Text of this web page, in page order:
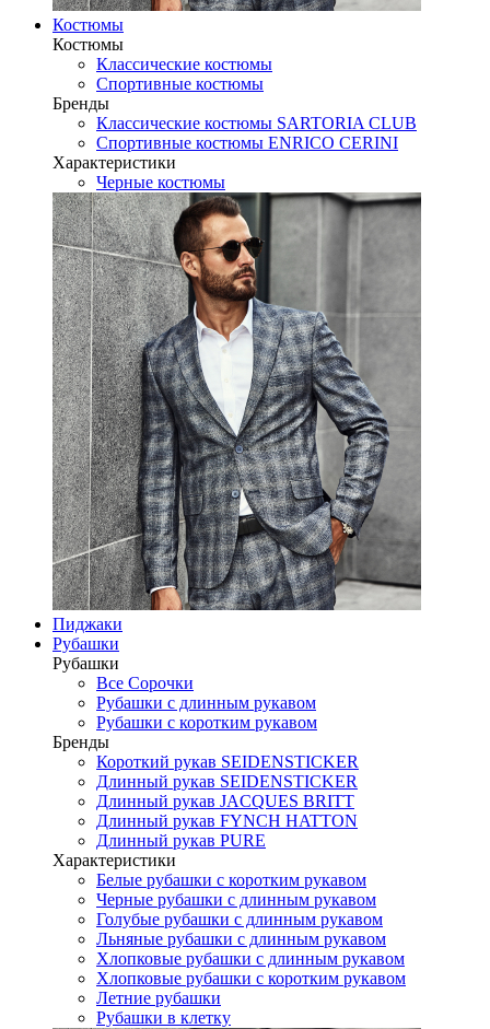
Костюмы
Костюмы
Классические костюмы
Спортивные костюмы
Бренды
Классические костюмы SARTORIA CLUB
Спортивные костюмы ENRICO CERINI
Характеристики
Черные костюмы
Пиджаки
Рубашки
Рубашки
Все Сорочки
Рубашки с длинным рукавом
Рубашки с коротким рукавом
Бренды
Короткий рукав SEIDENSTICKER
Длинный рукав SEIDENSTICKER
Длинный рукав JAСQUES BRITT
Длинный рукав FYNCH HATTON
Длинный рукав PURE
Характеристики
Белые рубашки с коротким рукавом
Черные рубашки с длинным рукавом
Голубые рубашки с длинным рукавом
Льняные рубашки с длинным рукавом
Хлопковые рубашки с длинным рукавом
Хлопковые рубашки с коротким рукавом
Летние рубашки
Рубашки в клетку